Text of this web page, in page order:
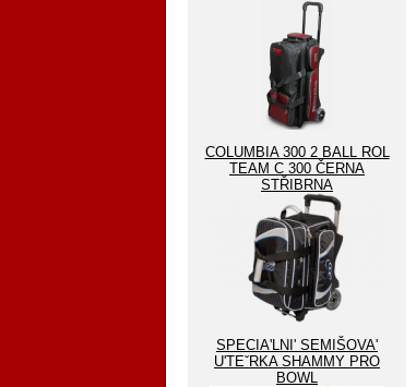
COLUMBIA 300 2 BALL ROL
TEAM C 300 ČERNA
STŘIBRNA
SPECIA'LNI' SEMIŠOVA'
U'TEˇRKA SHAMMY PRO
BOWL